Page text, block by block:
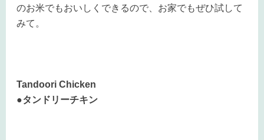
のお米でもおいしくできるので、お家でもぜひ試して
みて。
Tandoori Chicken
●タンドリーチキン